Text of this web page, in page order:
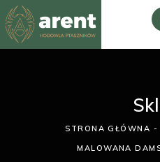
STRONA GŁÓWNA
MALOWANA